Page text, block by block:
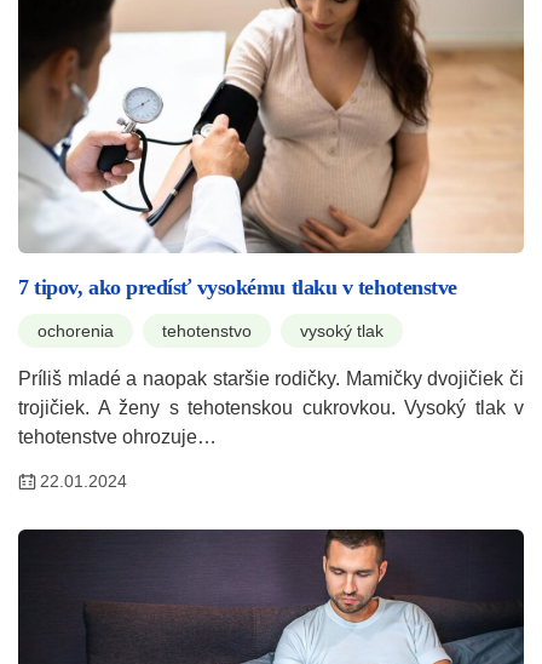
7 tipov, ako predísť vysokému tlaku v tehotenstve
ochorenia tehotenstvo vysoký tlak
Príliš mladé a naopak staršie rodičky. Mamičky dvojičiek či
trojičiek. A ženy s tehotenskou cukrovkou. Vysoký tlak v
tehotenstve ohrozuje…
22.01.2024